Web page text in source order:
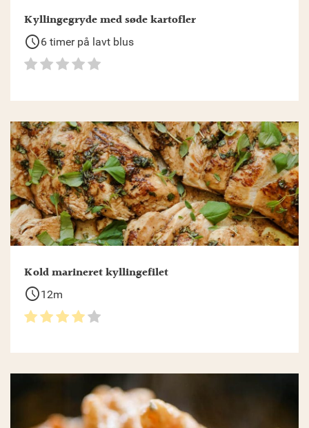
Kyllingegryde med søde kartofler
schedule6 timer på lavt blus
Kold marineret kyllingefilet
schedule12m